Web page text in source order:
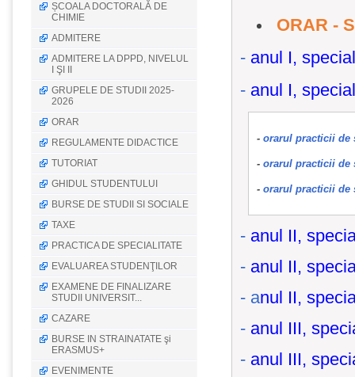
ȘCOALA DOCTORALĂ DE
CHIMIE
ADMITERE
ADMITERE LA DPPD, NIVELUL
I ŞI II
GRUPELE DE STUDII 2025-
2026
ORAR
REGULAMENTE DIDACTICE
TUTORIAT
GHIDUL STUDENTULUI
BURSE DE STUDII SI SOCIALE
TAXE
PRACTICA DE SPECIALITATE
EVALUAREA STUDENŢILOR
EXAMENE DE FINALIZARE
STUDII UNIVERSIT...
CAZARE
BURSE IN STRAINATATE şi
ERASMUS+
EVENIMENTE
ORAR -
- anul I,
- anul I,
- orarul practicii de
- orarul practicii de
- orarul practicii de
- anul II,
- anul II,
- anul II,
- anul III,
- anul III,